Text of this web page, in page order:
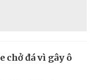
chở đá vì gây ô